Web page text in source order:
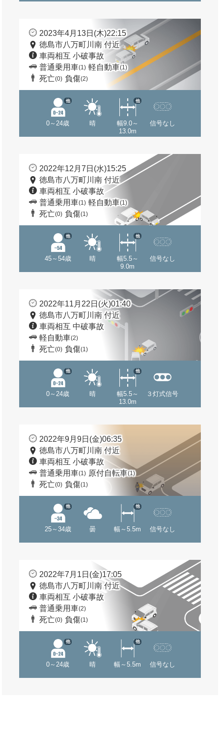
2023年4月13日(木)22:15
徳島市八万町川南 付近
車両相互 小破事故
普通乗用車(1) 軽自動車(1)
死亡(0) 負傷(2)
0～24歳
他
晴
幅9.0～
13.0m
他
信号なし
2022年12月7日(水)15:25
徳島市八万町川南 付近
車両相互 小破事故
普通乗用車(1) 軽自動車(1)
死亡(0) 負傷(1)
45～54歳
他
晴
幅5.5～
9.0m
他
信号なし
2022年11月22日(火)01:40
徳島市八万町川南 付近
車両相互 中破事故
軽自動車(2)
死亡(0) 負傷(1)
0～24歳
他
晴
幅5.5～
13.0m
他
３灯式信号
2022年9月9日(金)06:35
徳島市八万町川南 付近
車両相互 小破事故
普通乗用車(1) 原付自転車(1)
死亡(0) 負傷(1)
25～34歳
他
曇 幅～5.5m
他
信号なし
2022年7月1日(金)17:05
徳島市八万町川南 付近
車両相互 小破事故
普通乗用車(2)
死亡(0) 負傷(1)
0～24歳
他
晴 幅～5.5m
他
信号なし